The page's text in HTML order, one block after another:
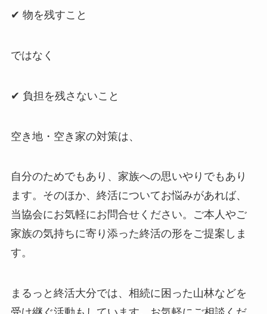
✔ 物を残すこと
ではなく
✔ 負担を残さないこと
空き地・空き家の対策は、
自分のためでもあり、家族への思いやりでもあり
ます。そのほか、終活についてお悩みがあれば、
当協会にお気軽にお問合せください。ご本人やご
家族の気持ちに寄り添った終活の形をご提案しま
す。
まるっと終活大分では、相続に困った山林などを